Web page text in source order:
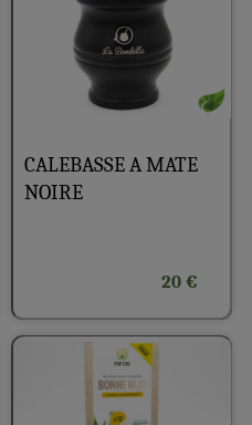
CALEBASSE A MATE
NOIRE
20 €